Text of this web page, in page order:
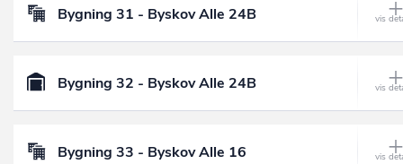
Bygning 31 - Byskov Alle 24B
Bygning 32 - Byskov Alle 24B
Bygning 33 - Byskov Alle 16